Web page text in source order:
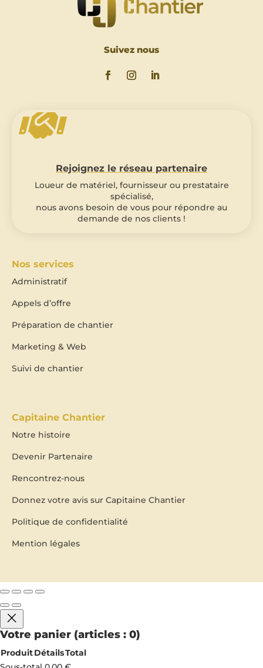
Suivez nous

Rejoignez le réseau partenaire
Loueur de matériel, fournisseur ou prestataire
spécialisé,
nous avons besoin de vous pour répondre au
demande de nos clients !
Nos services
Administratif
Appels d’offre
Préparation de chantier
Marketing & Web
Suivi de chantier
Capitaine Chantier
Notre histoire
Devenir Partenaire
Rencontrez-nous
Donnez votre avis sur Capitaine Chantier
Politique de confidentialité
Mention légales
Votre panier (articles : 0)
Produits
ProduitDétailsTotal